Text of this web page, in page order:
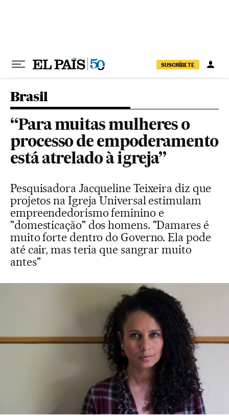
SUSCRÍBETE
Brasil
“Para muitas mulheres o
processo de empoderamento
está atrelado à igreja”
Pesquisadora Jacqueline Teixeira diz que
projetos na Igreja Universal estimulam
empreendedorismo feminino e
"domesticação" dos homens. "Damares é
muito forte dentro do Governo. Ela pode
até cair, mas teria que sangrar muito
antes"